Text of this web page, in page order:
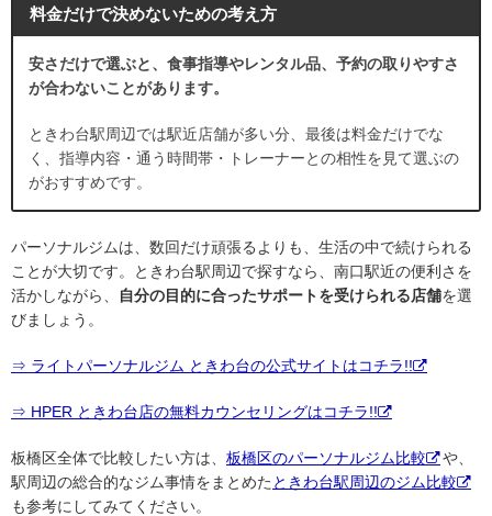
料金だけで決めないための考え方
安さだけで選ぶと、食事指導やレンタル品、予約の取りやすさ
が合わないことがあります。
ときわ台駅周辺では駅近店舗が多い分、最後は料金だけでな
く、指導内容・通う時間帯・トレーナーとの相性を見て選ぶの
がおすすめです。
パーソナルジムは、数回だけ頑張るよりも、生活の中で続けられる
ことが大切です。ときわ台駅周辺で探すなら、南口駅近の便利さを
活かしながら、
自分の目的に合ったサポートを受けられる店舗を選
びましょう。
⇒ ライトパーソナルジム ときわ台の公式サイトはコチラ!!
⇒ HPER ときわ台店の無料カウンセリングはコチラ!!
板橋区全体で比較したい方は、 板橋区のパーソナルジム比較
や、
駅周辺の総合的なジム事情をまとめた ときわ台駅周辺のジム比較
も参考にしてみてください。